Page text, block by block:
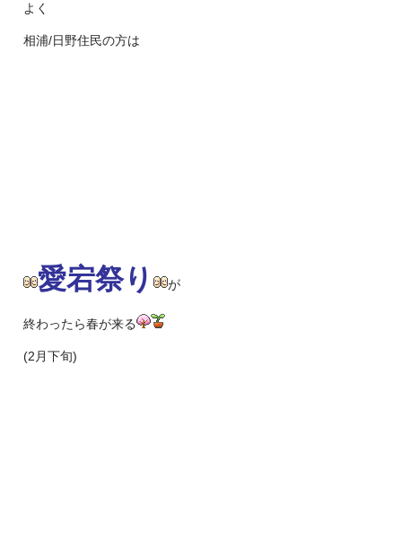
よく
相浦/日野住民の方は
愛宕祭り が
終わったら春が来る
(2月下旬)